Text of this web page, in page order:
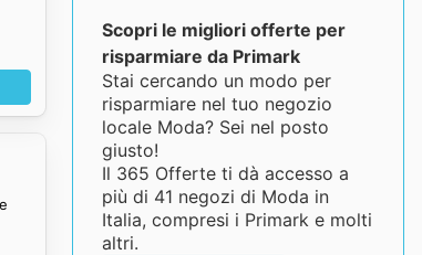
Scopri le migliori offerte per
risparmiare da Primark
Stai cercando un modo per
risparmiare nel tuo negozio
locale Moda? Sei nel posto
giusto!
Il 365 Offerte ti dà accesso a
più di 41 negozi di Moda in
Italia, compresi i Primark e molti
altri.